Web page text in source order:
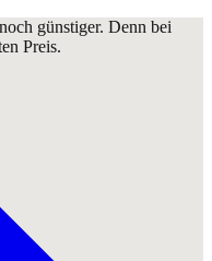
günstiger. Denn bei
Preis.